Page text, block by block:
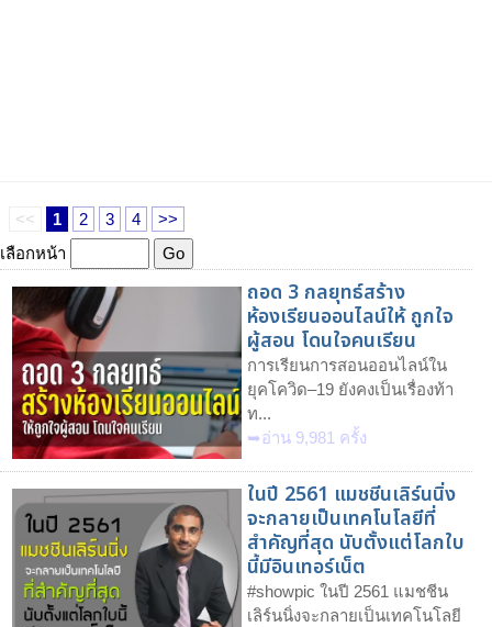
<< 1 2 3 4
>>
เลือกหน้า
ถอด 3 กลยุทธ์สร้าง
ห้องเรียนออนไลน์ให้ ถูกใจ
ผู้สอน โดนใจคนเรียน
การเรียนการสอนออนไลน์ใน
ยุคโควิด–19 ยังคงเป็นเรื่องท้า
ท...
➥อ่าน 9,981 ครั้ง
ในปี 2561 แมชชีนเลิร์นนิ่ง
จะกลายเป็นเทคโนโลยีที่
สำคัญที่สุด นับตั้งแต่โลกใบ
นี้มีอินเทอร์เน็ต
#showpic ในปี 2561 แมชชีน
เลิร์นนิ่งจะกลายเป็นเทคโนโลยี